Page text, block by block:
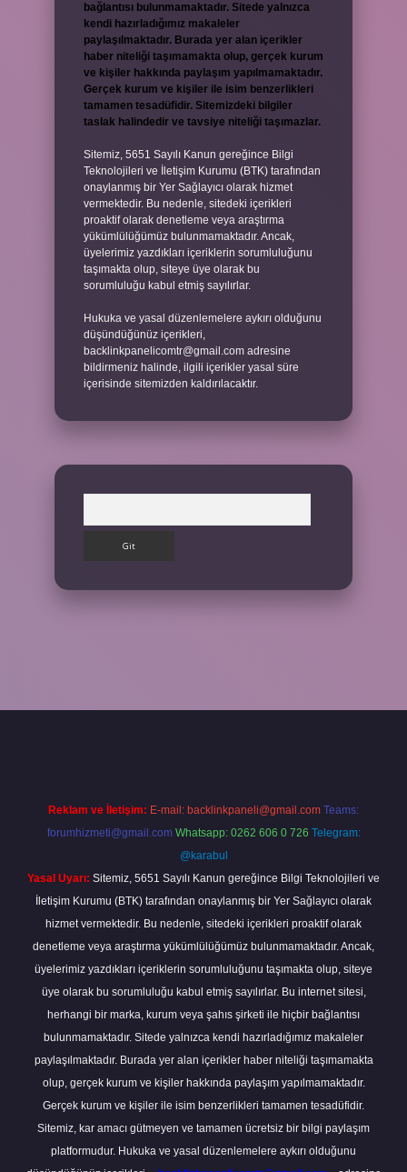
bağlantısı bulunmamaktadır. Sitede yalnızca
kendi hazırladığımız makaleler
paylaşılmaktadır. Burada yer alan içerikler
haber niteliği taşımamakta olup, gerçek kurum
ve kişiler hakkında paylaşım yapılmamaktadır.
Gerçek kurum ve kişiler ile isim benzerlikleri
tamamen tesadüfidir. Sitemizdeki bilgiler
taslak halindedir ve tavsiye niteliği taşımazlar.
Sitemiz, 5651 Sayılı Kanun gereğince Bilgi
Teknolojileri ve İletişim Kurumu (BTK) tarafından
onaylanmış bir Yer Sağlayıcı olarak hizmet
vermektedir. Bu nedenle, sitedeki içerikleri
proaktif olarak denetleme veya araştırma
yükümlülüğümüz bulunmamaktadır. Ancak,
üyelerimiz yazdıkları içeriklerin sorumluluğunu
taşımakta olup, siteye üye olarak bu
sorumluluğu kabul etmiş sayılırlar.
Hukuka ve yasal düzenlemelere aykırı olduğunu
düşündüğünüz içerikleri,
backlinkpanelicomtr@gmail.com adresine
bildirmeniz halinde, ilgili içerikler yasal süre
içerisinde sitemizden kaldırılacaktır.
Reklam ve İletişim: E-mail: backlinkpaneli@gmail.com Teams:
forumhizmeti@gmail.com Whatsapp: 0262 606 0 726 Telegram:
@karabul
Yasal Uyarı: Sitemiz, 5651 Sayılı Kanun gereğince Bilgi Teknolojileri ve
İletişim Kurumu (BTK) tarafından onaylanmış bir Yer Sağlayıcı olarak
hizmet vermektedir. Bu nedenle, sitedeki içerikleri proaktif olarak
denetleme veya araştırma yükümlülüğümüz bulunmamaktadır. Ancak,
üyelerimiz yazdıkları içeriklerin sorumluluğunu taşımakta olup, siteye
üye olarak bu sorumluluğu kabul etmiş sayılırlar. Bu internet sitesi,
herhangi bir marka, kurum veya şahıs şirketi ile hiçbir bağlantısı
bulunmamaktadır. Sitede yalnızca kendi hazırladığımız makaleler
paylaşılmaktadır. Burada yer alan içerikler haber niteliği taşımamakta
olup, gerçek kurum ve kişiler hakkında paylaşım yapılmamaktadır.
Gerçek kurum ve kişiler ile isim benzerlikleri tamamen tesadüfidir.
Sitemiz, kar amacı gütmeyen ve tamamen ücretsiz bir bilgi paylaşım
platformudur. Hukuka ve yasal düzenlemelere aykırı olduğunu